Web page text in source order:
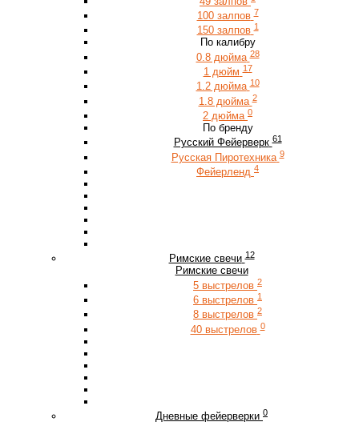
100 залпов 7
150 залпов 1
По калибру
0.8 дюйма 28
1 дюйм 17
1.2 дюйма 10
1.8 дюйма 2
2 дюйма 0
По бренду
Русский Фейерверк 61
Русская Пиротехника 9
Фейерленд 4
Римские свечи 12
Римские свечи
5 выстрелов 2
6 выстрелов 1
8 выстрелов 2
40 выстрелов 0
Дневные фейерверки 0